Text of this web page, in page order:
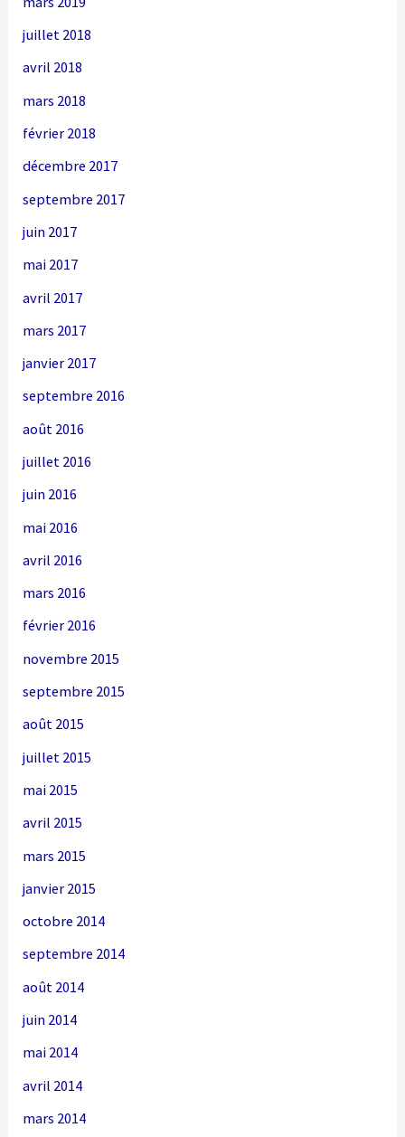
juillet 2018
avril 2018
mars 2018
février 2018
décembre 2017
septembre 2017
juin 2017
mai 2017
avril 2017
mars 2017
janvier 2017
septembre 2016
août 2016
juillet 2016
juin 2016
mai 2016
avril 2016
mars 2016
février 2016
novembre 2015
septembre 2015
août 2015
juillet 2015
mai 2015
avril 2015
mars 2015
janvier 2015
octobre 2014
septembre 2014
août 2014
juin 2014
mai 2014
avril 2014
mars 2014